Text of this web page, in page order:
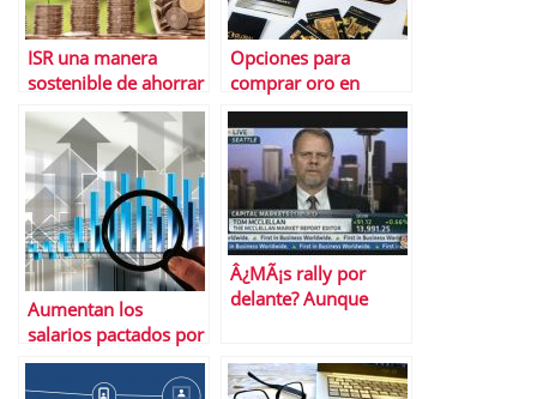
ISR una manera
sostenible de ahorrar
Opciones para
comprar oro en
EspaÃ±a 2022
Aumentan los
salarios pactados por
convenio durante el
2021
Â¿MÃ¡s rally por
delante? Aunque